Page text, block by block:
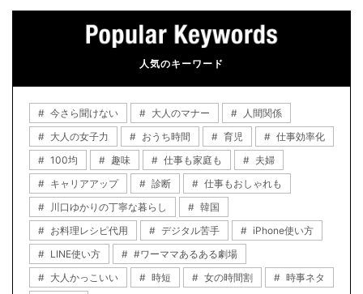
人気のキーワード
今さら聞けない 大人のマナー
人間関係
大人の女子力
おうち時間 育児
仕事効率化
100均
趣味 仕事も家庭も
夫婦
キャリアアップ
診断
仕事もおしゃれも
川口ゆかりの丁寧な暮らし
韓国
お料理レシピ代用
デジタル苦手
iPhone使い方
LINE使い方
#ワーママあるある劇場
大人かっこいい
時短 女の時間割 時事ネタ